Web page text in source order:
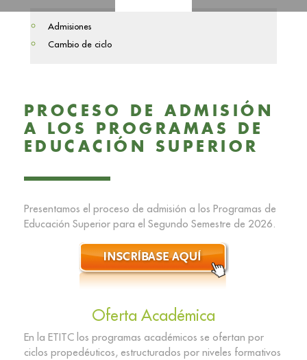
Admisiones
Cambio de ciclo
PROCESO DE ADMISIÓN
A LOS PROGRAMAS DE
EDUCACIÓN SUPERIOR
Presentamos el proceso de admisión a los Programas de
Educación Superior para el Segundo Semestre de 2026.
Oferta Académica
En la ETITC los programas académicos se ofertan por
ciclos propedéuticos, estructurados por niveles formativos